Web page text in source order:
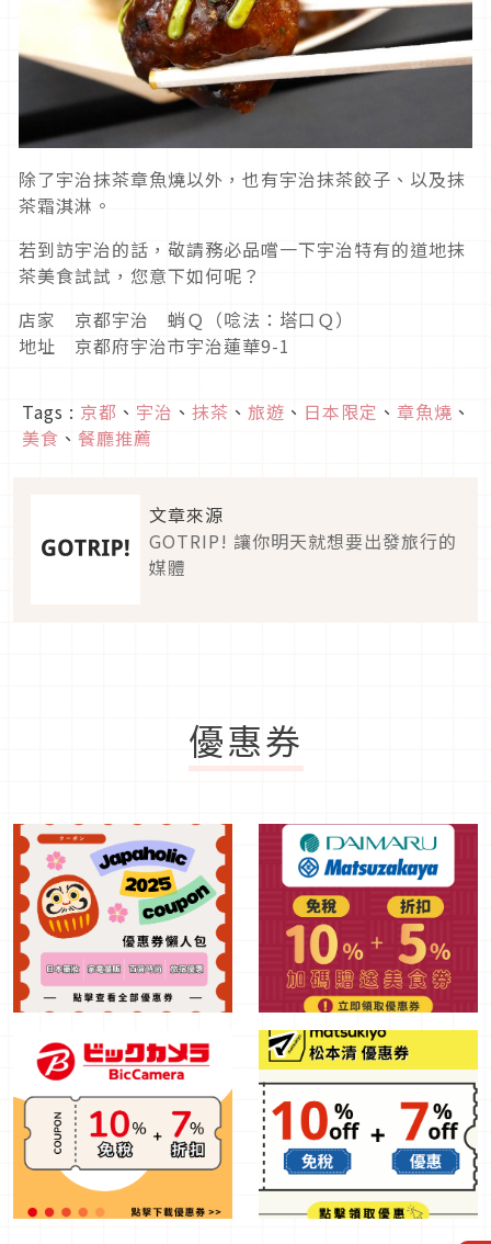
除了宇治抹茶章魚燒以外，也有宇治抹茶餃子、以及抹
茶霜淇淋。
若到訪宇治的話，敬請務必品嚐一下宇治特有的道地抹
茶美食試試，您意下如何呢？
店家 京都宇治 蛸Ｑ（唸法：塔口Ｑ）
地址 京都府宇治市宇治蓮華9-1
Tags : 京都 、 宇治 、 抹茶 、 旅遊 、 日本限定 、 章魚燒 、
美食 、 餐廳推薦
文章來源
GOTRIP! 讓你明天就想要出發旅行的
媒體
優惠券